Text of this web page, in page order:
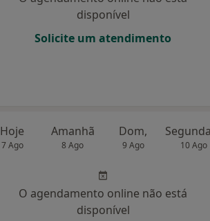
disponível
Solicite um atendimento
Hoje
7 Ago
Amanhã
8 Ago
Dom,
9 Ago 10 Ago
O agendamento online não está
disponível